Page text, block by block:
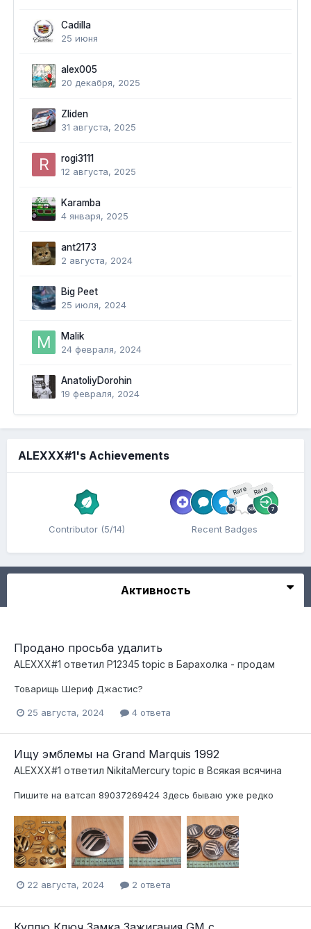
Cadilla
25 июня
alex005
20 декабря, 2025
Zliden
31 августа, 2025
rogi3111
12 августа, 2025
Karamba
4 января, 2025
ant2173
2 августа, 2024
Big Peet
25 июля, 2024
Malik
24 февраля, 2024
AnatoliyDorohin
19 февраля, 2024
ALEXXX#1's Achievements
Contributor (5/14)
Rare Rare
Recent Badges
Активность
Продано просьба удалить
ALEXXX#1 ответил P12345 topic в Барахолка - продам
Товарищь Шериф Джастис?
25 августа, 2024 4 ответа
Ищу эмблемы на Grand Marquis 1992
ALEXXX#1 ответил NikitaMercurytopic в Всякая всячина
Пишите на ватсап 89037269424 Здесь бываю уже редко
22 августа, 2024 2 ответа